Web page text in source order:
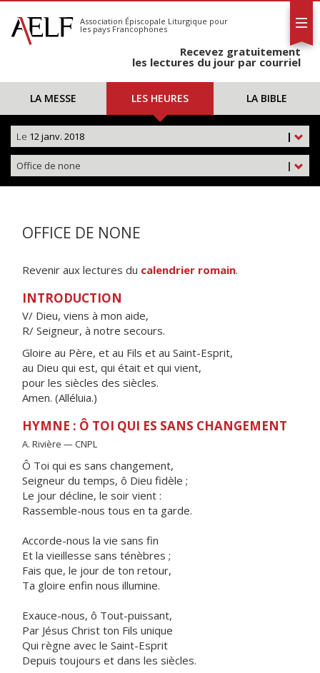
S'abonner
Calendrier
Association Épiscopale Liturgique pour
les pays Francophones
Recevez gratuitement
les lectures du jour par courriel
LA MESSE LES HEURES LA BIBLE
|
Le 12 janv. 2018
|
Office de none
OFFICE DE NONE
Revenir aux lectures du calendrier romain.
INTRODUCTION
V/ Dieu, viens à mon aide,
R/ Seigneur, à notre secours.
Gloire au Père, et au Fils et au Saint-Esprit,
au Dieu qui est, qui était et qui vient,
pour les siècles des siècles.
Amen. (Alléluia.)
HYMNE : Ô TOI QUI ES SANS CHANGEMENT
A. Rivière — CNPL
Ô Toi qui es sans changement,
Seigneur du temps, ô Dieu fidèle ;
Le jour décline, le soir vient :
Rassemble-nous tous en ta garde.
Accorde-nous la vie sans fin
Et la vieillesse sans ténèbres ;
Fais que, le jour de ton retour,
Ta gloire enfin nous illumine.
Exauce-nous, ô Tout-puissant,
Par Jésus Christ ton Fils unique
Qui règne avec le Saint-Esprit
Depuis toujours et dans les siècles.